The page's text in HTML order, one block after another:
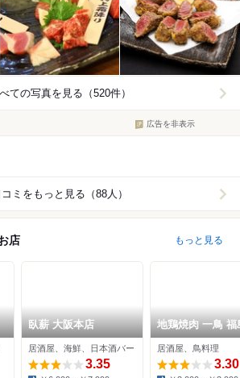
ての写真を見る（520件）
広告を非表示
コミをもっと見る（88人）
店 もっと見る
臥薪 大阪本店
居酒屋、海鮮、日本酒バー
3.35
地鶏焼肉 一鳥 福
居酒屋、鳥料理
3.30